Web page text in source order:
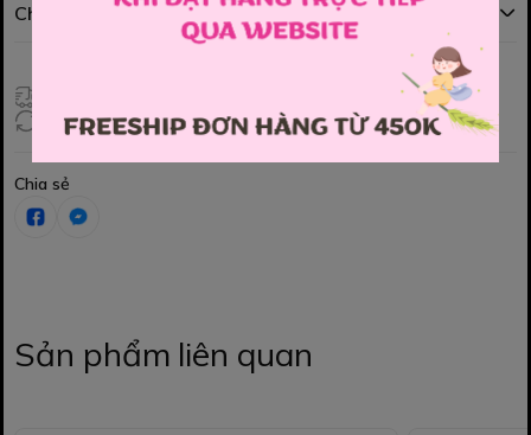
Chính sách đổi hàng
Đổi hàng 3 ngày (HCM), 7 ngày (Tỉnh)
Chia sẻ
Sản phẩm liên quan